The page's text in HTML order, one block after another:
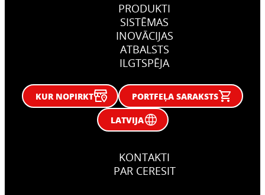
PRODUKTI
SISTĒMAS
INOVĀCIJAS
ATBALSTS
ILGTSPĒJA
KUR NOPIRKT
PORTFEĻA SARAKSTS
LATVIJA
KONTAKTI
PAR CERESIT